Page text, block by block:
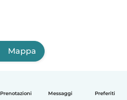
Prenotazioni Messaggi Preferiti
Mappa